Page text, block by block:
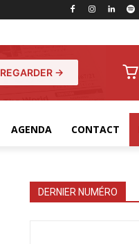
REGARDER →
AGENDA CONTACT
DERNIER NUMÉRO